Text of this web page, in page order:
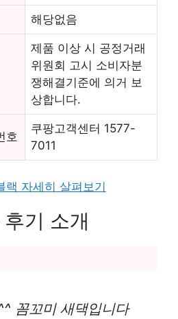
해당없음
제품 이상 시 공정거래
위원회 고시 소비자분
쟁해결기준에 의거 보
상합니다.
호
쿠팡고객센터 1577-
7011
랙 자세히 살펴보기
기 소개
꼼꼬미 새댁입니다